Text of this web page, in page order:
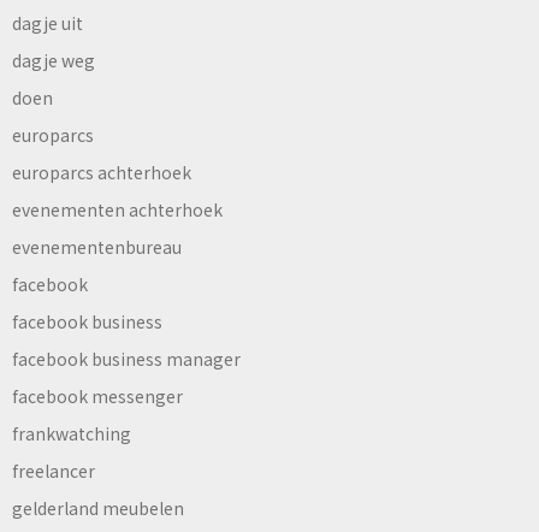
dagje uit
dagje weg
doen
europarcs
europarcs achterhoek
evenementen achterhoek
evenementenbureau
facebook
facebook business
facebook business manager
facebook messenger
frankwatching
freelancer
gelderland meubelen